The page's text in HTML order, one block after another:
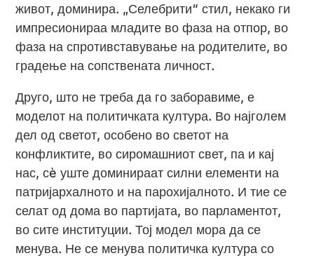
живот, доминира. „Селебрити“ стил, некако ги
импресионираа младите во фаза на отпор, во
фаза на спротивставување на родителите, во
градење на сопствената личност.
Друго, што не треба да го заборавиме, е
моделот на политичката култура. Во најголем
дел од светот, особено во светот на
конфликтите, во сиромашниот свет, па и кај
нас, сè уште доминираат силни елементи на
патријархалното и на парохијалното. И тие се
селат од дома во партијата, во парламентот,
во сите институции. Тој модел мора да се
менува. Не се менува политичка култура со